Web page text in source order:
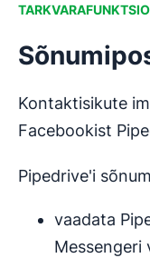
Kontaktisikute
Facebookist
Pipedrive'i
vaadata
Messengeri